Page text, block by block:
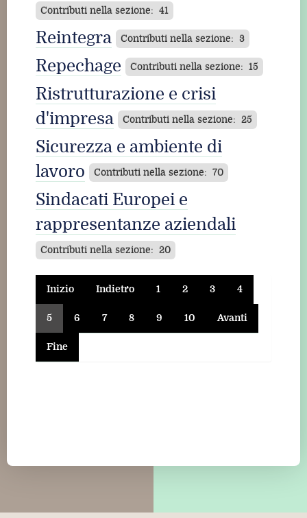
Contributi nella sezione: 41
Reintegra Contributi nella sezione: 3
Repechage Contributi nella sezione: 15
Ristrutturazione e crisi
d'impresa
Contributi nella sezione: 25
Sicurezza e ambiente di
lavoro
Contributi nella sezione: 70
Sindacati Europei e
rappresentanze aziendali
Contributi nella sezione: 20
Inizio Indietro 1 2 3 4
5 6 7 8 9 10 Avanti
Fine